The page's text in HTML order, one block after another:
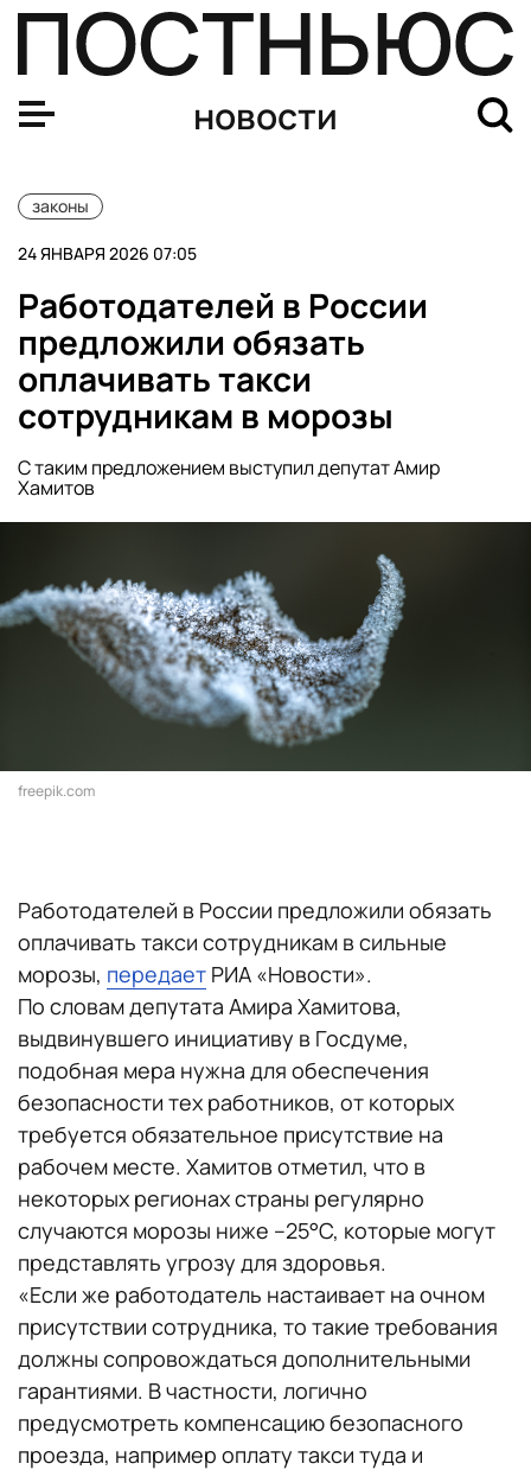
новости
законы
24 ЯНВАРЯ 2026 07:05
Работодателей в России
предложили обязать
оплачивать такси
сотрудникам в морозы
С таким предложением выступил депутат Амир
Хамитов
freepik.com
Работодателей в России предложили обязать
оплачивать такси сотрудникам в сильные
морозы, передает РИА «Новости».
По словам депутата Амира Хамитова,
выдвинувшего инициативу в Госдуме,
подобная мера нужна для обеспечения
безопасности тех работников, от которых
требуется обязательное присутствие на
рабочем месте. Хамитов отметил, что в
некоторых регионах страны регулярно
случаются морозы ниже –25°С, которые могут
представлять угрозу для здоровья.
«Если же работодатель настаивает на очном
присутствии сотрудника, то такие требования
должны сопровождаться дополнительными
гарантиями. В частности, логично
предусмотреть компенсацию безопасного
проезда, например оплату такси туда и
Минцифры создаст рабочую группу по борьбе с